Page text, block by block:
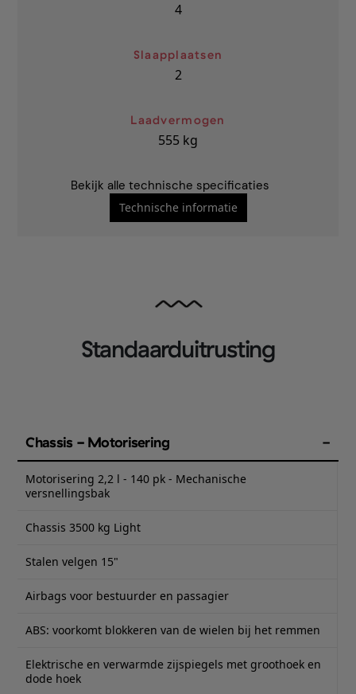
4
Slaapplaatsen
2
Laadvermogen
555 kg
Bekijk alle technische specificaties
Technische informatie
Standaarduitrusting
Chassis - Motorisering
Motorisering 2,2 l - 140 pk - Mechanische
versnellingsbak
Chassis 3500 kg Light
Stalen velgen 15"
Airbags voor bestuurder en passagier
ABS: voorkomt blokkeren van de wielen bij het remmen
Elektrische en verwarmde zijspiegels met groothoek en
dode hoek